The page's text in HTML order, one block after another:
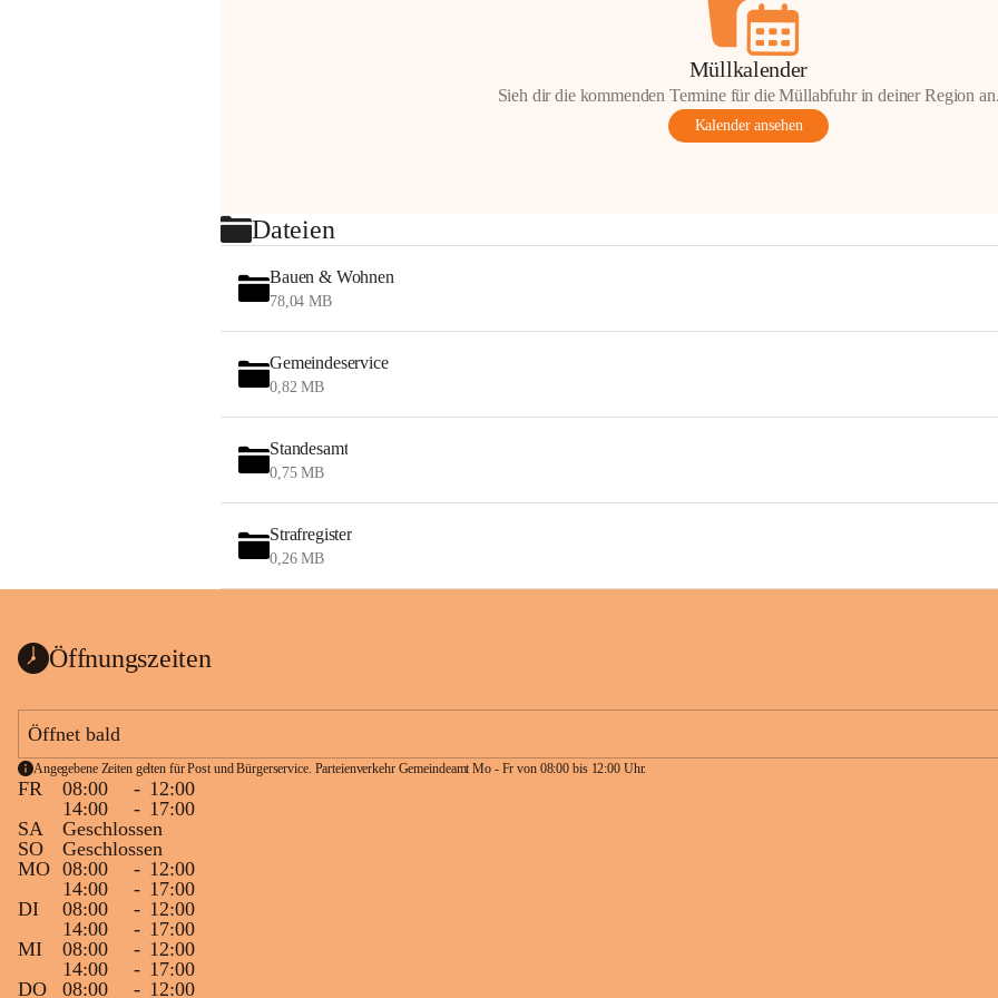
Müllkalender
Sieh dir die kommenden Termine für die Müllabfuhr in deiner Region
Kalender ansehen
Dateien
Bauen & Wohnen
78,04 MB
Gemeindeservice
0,82 MB
Standesamt
0,75 MB
Strafregister
0,26 MB
Öffnungszeiten
Öffnet bald
Angegebene Zeiten gelten für Post und Bürgerservice. Parteienverkehr Gemeindeamt Mo - Fr von 08:00 bis 12:00 Uhr.
FR 08:00 - 12:00
14:00
- 17:00
SA
Geschlossen
SO
Geschlossen
MO 08:00 - 12:00
14:00
- 17:00
DI
08:00 - 12:00
14:00
- 17:00
MI
08:00 - 12:00
14:00
- 17:00
DO
08:00 - 12:00